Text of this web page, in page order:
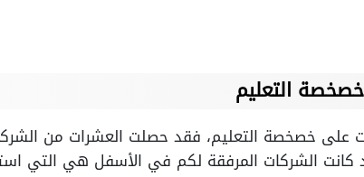
التعليم
على خصخصة التعليم، فقد حصلت العشرات من
كانت الشركات المرفقة لكم في الأسفل هي التي